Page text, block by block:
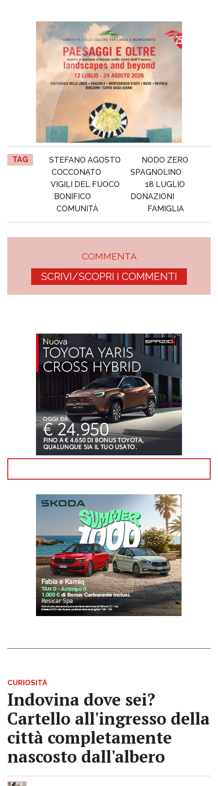
TAG STEFANO AGOSTO
NODO ZERO
COCCONATO
SPAGNOLINO
VIGILI DEL FUOCO
18 LUGLIO
BONIFICO
DONAZIONI
COMUNITÀ
FAMIGLIA
COMMENTA
SCRIVI/SCOPRI I COMMENTI
CURIOSITÀ
Indovina dove sei?
Cartello all'ingresso della
città completamente
nascosto dall'albero